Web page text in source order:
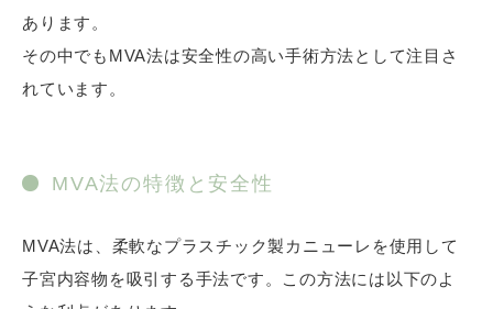
あります。
その中でもMVA法は安全性の高い手術方法として注目さ
れています。
MVA法の特徴と安全性
MVA法は、柔軟なプラスチック製カニューレを使用して
子宮内容物を吸引する手法です。この方法には以下のよ